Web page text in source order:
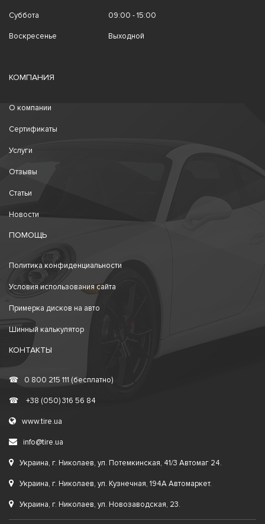
Суббота 09:00 - 15:00
Воскресенье Выходной
КОМПАНИЯ
О компании
Сертификаты
Услуги
Отзывы
Статьи
Новости
ПОМОЩЬ
Политика конфиденциальности
Условия использования сайта
Примерка дисков на авто
Шинный калькулятор
КОНТАКТЫ
☎ 0 800 215 111 (бесплатно)
☎ +38 (050) 316 56 84
www.tire.ua
info@tire.ua
Украина, г. Николаев, ул. Потемкинская, 41/3 Автомаг 24.
Украина, г. Николаев, ул. Кузнечная, 194А Автомаркет.
Украина, г. Николаев, ул. Новозаводская, 23.